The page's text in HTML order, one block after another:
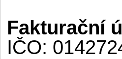
Fakturační
IČO: